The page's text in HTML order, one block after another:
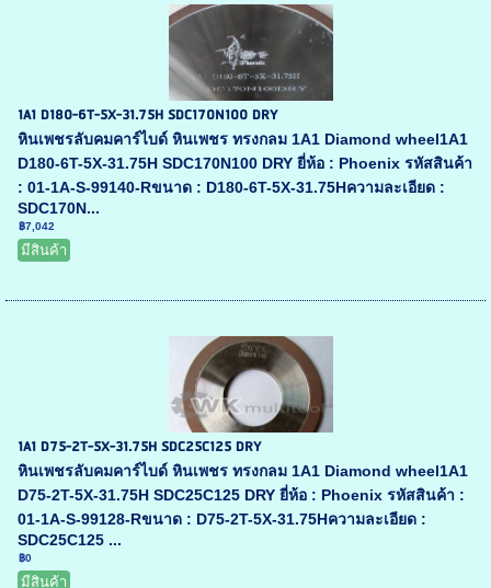
1A1 D180-6T-5X-31.75H SDC170N100 DRY
หินเพชรลับคมคาร์ไบด์ หินเพชร ทรงกลม 1A1 Diamond wheel1A1
D180-6T-5X-31.75H SDC170N100 DRY ยี่ห้อ : Phoenix รหัสสินค้า
: 01-1A-S-99140-Rขนาด : D180-6T-5X-31.75Hความละเอียด :
SDC170N...
฿7,042
มีสินค้า
1A1 D75-2T-5X-31.75H SDC25C125 DRY
หินเพชรลับคมคาร์ไบด์ หินเพชร ทรงกลม 1A1 Diamond wheel1A1
D75-2T-5X-31.75H SDC25C125 DRY ยี่ห้อ : Phoenix รหัสสินค้า :
01-1A-S-99128-Rขนาด : D75-2T-5X-31.75Hความละเอียด :
SDC25C125 ...
฿0
มีสินค้า